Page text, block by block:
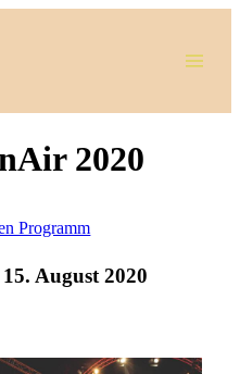
2020
Programm
August 2020